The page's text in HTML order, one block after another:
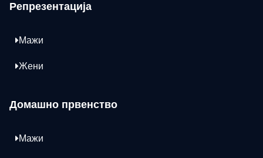
Репрезентација
Мажи
Жени
Домашно првенство
Мажи